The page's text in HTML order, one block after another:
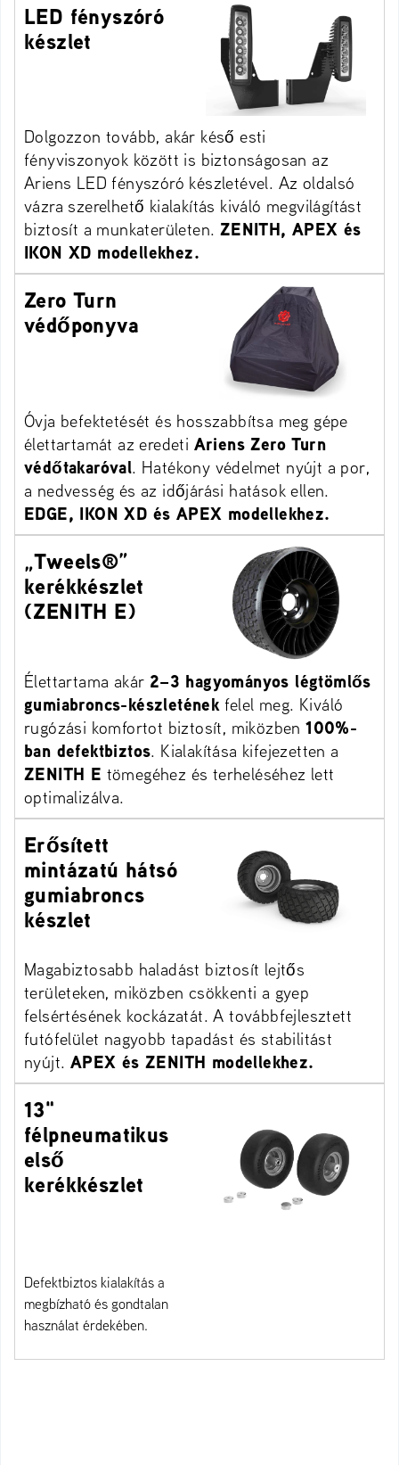
LED fényszóró
készlet
Dolgozzon tovább, akár késő esti
fényviszonyok között is biztonságosan az
Ariens LED fényszóró készletével. Az oldalsó
vázra szerelhető kialakítás kiváló megvilágítást
biztosít a munkaterületen. ZENITH, APEX és
IKON XD modellekhez.
Zero Turn
védőponyva
Óvja befektetését és hosszabbítsa meg gépe
élettartamát az eredeti Ariens Zero Turn
védőtakaróval. Hatékony védelmet nyújt a por,
a nedvesség és az időjárási hatások ellen.
EDGE, IKON XD és APEX modellekhez.
„Tweels®”
kerékkészlet
(ZENITH E)
Élettartama akár 2–3 hagyományos légtömlős
gumiabroncs-készletének felel meg. Kiváló
rugózási komfortot biztosít, miközben100%-
ban defektbiztos. Kialakítása kifejezetten a
ZENITH E tömegéhez és terheléséhez lett
optimalizálva.
Erősített
mintázatú hátsó
gumiabroncs
készlet
Magabiztosabb haladást biztosít lejtős
területeken, miközben csökkenti a gyep
felsértésének kockázatát. A továbbfejlesztett
futófelület nagyobb tapadást és stabilitást
nyújt. APEX és ZENITH modellekhez.
13"
félpneumatikus
első
kerékkészlet
Defektbiztos kialakítás a
megbízható és gondtalan
használat érdekében.